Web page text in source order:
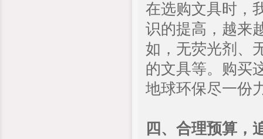
在选购文具时，
识的提高，越来
如，无荧光剂、
的文具等。购买
地球环保尽一份
四、合理预算，